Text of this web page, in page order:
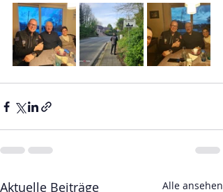
Aktuelle Beiträge Alle ansehen